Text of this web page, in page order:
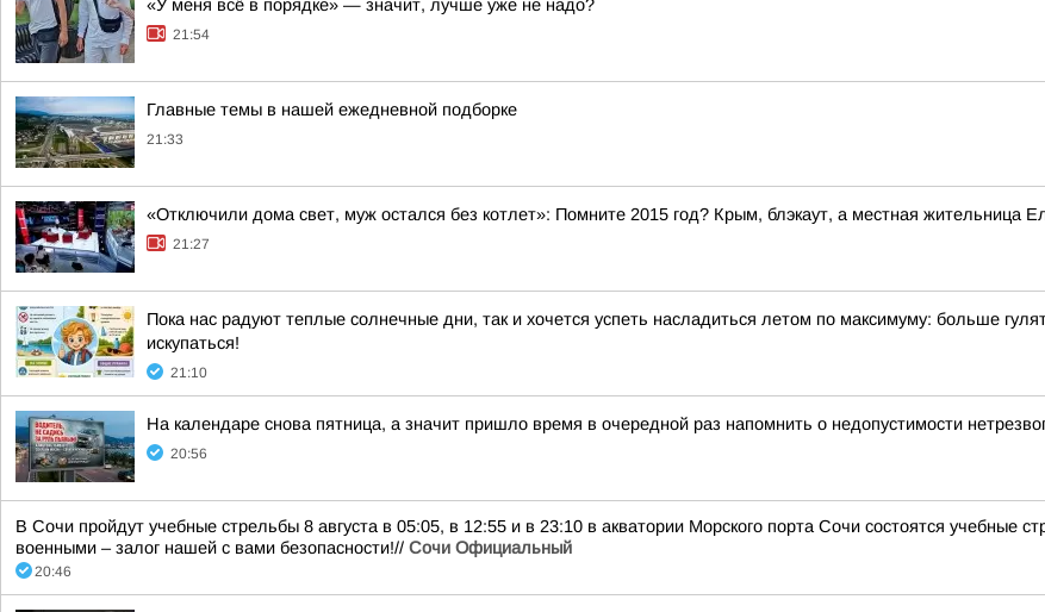
«У меня всё в порядке» — значит, лучше уже не надо?
21:54
Главные темы в нашей ежедневной подборке
21:33
«Отключили дома свет, муж остался без котлет»: Помните 2015 год? Крым, блэкаут, а местная жительница
21:27
Пока нас радуют теплые солнечные дни, так и хочется успеть насладиться летом по максимуму: больше
искупаться!
21:10
На календаре снова пятница, а значит пришло время в очередной раз напомнить о недопустимости
20:56
В Сочи пройдут учебные стрельбы 8 августа в 05:05, в 12:55 и в 23:10 в акватории Морского порта Сочи состоятся учебные
военными – залог нашей с вами безопасности!// Сочи Официальный
20:46